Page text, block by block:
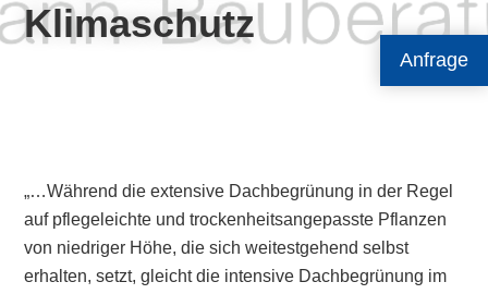
Anfrage
Klimaschutz
„…Während die extensive Dachbegrünung in der Regel
auf pflegeleichte und trockenheitsangepasste Pflanzen
von niedriger Höhe, die sich weitestgehend selbst
erhalten, setzt, gleicht die intensive Dachbegrünung im